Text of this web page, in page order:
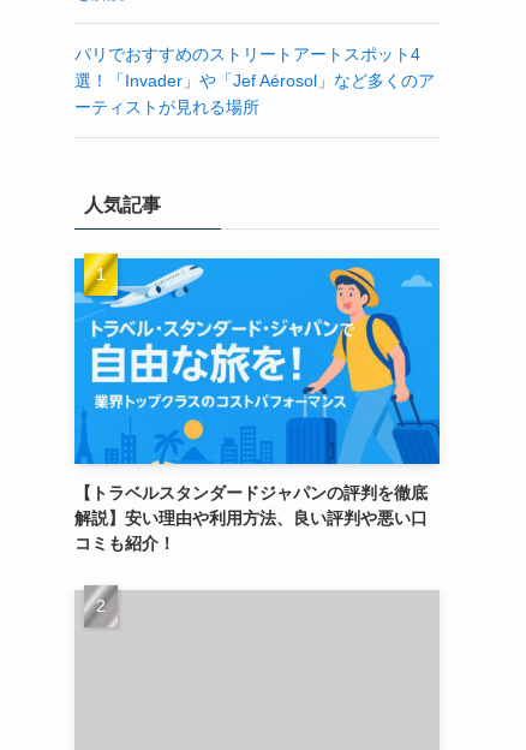
パリでおすすめのストリートアートスポット4
選！「Invader」や「Jef Aérosol」など多くのア
ーティストが見れる場所
人気記事
【トラベルスタンダードジャパンの評判を徹底
解説】安い理由や利用方法、良い評判や悪い口
コミも紹介！